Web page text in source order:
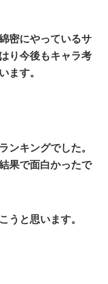
密にやっているサ
り今後もキャラ考
ます。
ンキングでした。
果で面白かったで
うと思います。